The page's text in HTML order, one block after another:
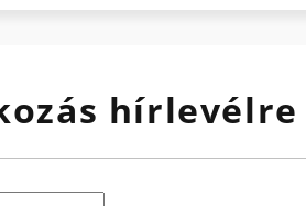
hírlevélre